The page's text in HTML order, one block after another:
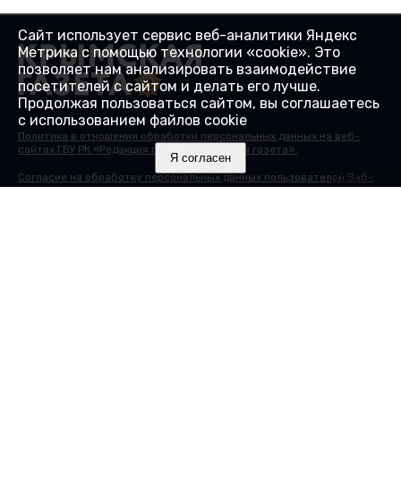
Закрыть X
Политика в отношении обработки персональных данных на веб-
сайтах ГБУ РК «Редакция газеты «Крымская газета».
Согласие на обработку персональных данных пользователей Веб-
сайта.
Сайт использует сервис веб-аналитики Яндекс
Метрика с помощью технологии «cookie». Это
позволяет нам анализировать взаимодействие
посетителей с сайтом и делать его лучше.
Продолжая пользоваться сайтом, вы соглашаетесь
с использованием файлов cookie
Я согласен